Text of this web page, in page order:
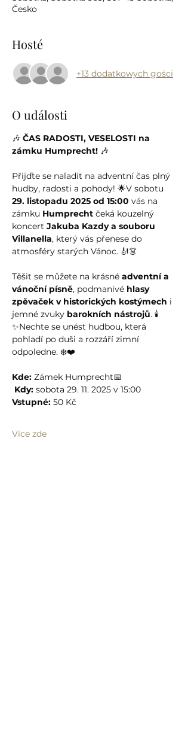
Česko
Hosté
+13 dodatkowych gości
O události
🎶 ČAS RADOSTI, VESELOSTI na
zámku Humprecht! 🎶
Přijďte se naladit na adventní čas plný
hudby, radosti a pohody! 🌟V sobotu
29. listopadu 2025 od 15:00 vás na
zámku Humprecht čeká kouzelný
koncert Jakuba Kazdy a souboru
Villanella, který vás přenese do
atmosféry starých Vánoc. 🎻👗
Těšit se můžete na krásné adventní a
vánoční písně, podmanivé hlasy
zpěvaček v historických kostýmech i
jemné zvuky barokních nástrojů. 🕯️
✨Nechte se unést hudbou, která
pohladí po duši a rozzáří zimní
odpoledne. ❄️❤️
Kde: Zámek Humprecht📅
Kdy: sobota 29. 11. 2025 v 15:00
Vstupné: 50 Kč
Více zde